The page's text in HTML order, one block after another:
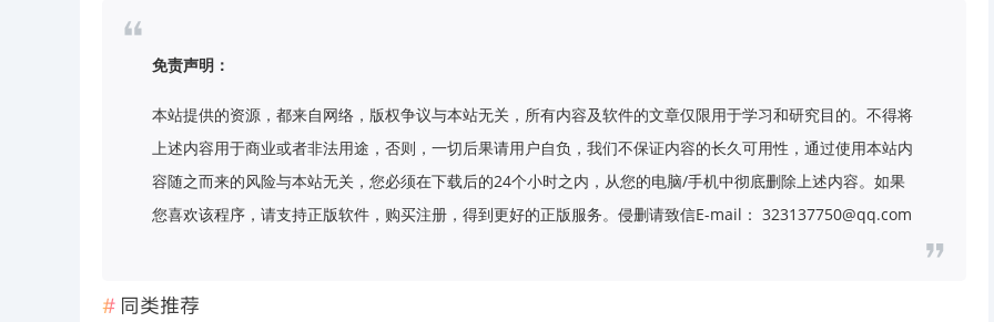
免责声明：
本站提供的资源，都来自网络，版权争议与本站无关，所有内容及软件的文章仅限用于学习和研究目的。不得将
上述内容用于商业或者非法用途，否则，一切后果请用户自负，我们不保证内容的长久可用性，通过使用本站内
容随之而来的风险与本站无关，您必须在下载后的24个小时之内，从您的电脑/手机中彻底删除上述内容。如果
您喜欢该程序，请支持正版软件，购买注册，得到更好的正版服务。侵删请致信E-mail： 323137750@qq.com
同类推荐